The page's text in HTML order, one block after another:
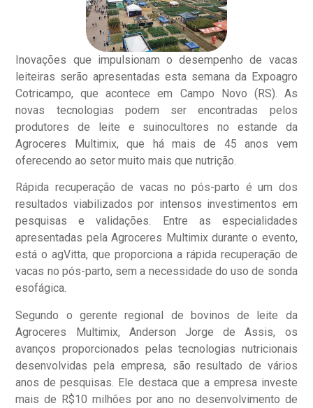
Inovações que impulsionam o desempenho de vacas
leiteiras serão apresentadas esta semana da Expoagro
Cotricampo, que acontece em Campo Novo (RS). As
novas tecnologias podem ser encontradas pelos
produtores de leite e suinocultores no estande da
Agroceres Multimix, que há mais de 45 anos vem
oferecendo ao setor muito mais que nutrição.
Rápida recuperação de vacas no pós-parto é um dos
resultados viabilizados por intensos investimentos em
pesquisas e validações. Entre as especialidades
apresentadas pela Agroceres Multimix durante o evento,
está o agVitta, que proporciona a rápida recuperação de
vacas no pós-parto, sem a necessidade do uso de sonda
esofágica.
Segundo o gerente regional de bovinos de leite da
Agroceres Multimix, Anderson Jorge de Assis, os
avanços proporcionados pelas tecnologias nutricionais
desenvolvidas pela empresa, são resultado de vários
anos de pesquisas. Ele destaca que a empresa investe
mais de R$10 milhões por ano no desenvolvimento de